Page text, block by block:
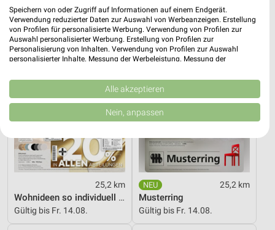
25,2 km
Wohnideen so individuell wie du!
Gültig bis Fr. 14.08.
25,2 km
Musterring
Gültig bis Fr. 14.08.
Speichern von oder Zugriff auf Informationen auf einem Endgerät.
Verwendung reduzierter Daten zur Auswahl von Werbeanzeigen. Erstellung
von Profilen für personalisierte Werbung. Verwendung von Profilen zur
Auswahl personalisierter Werbung. Erstellung von Profilen zur
Personalisierung von Inhalten. Verwendung von Profilen zur Auswahl
personalisierter Inhalte. Messung der Werbeleistung. Messung der
Kombinationen von Daten aus verschiedenen Quellen. Entwicklung und
Verbesserung der Angebote. Verwendung reduzierter Daten zur Auswahl
von Inhalten.
Daten können außerhalb der Europäischen Union weitergegeben und in die
Website/App.
Partnerliste anzeigen (1 IAB-Anbieter)
Wir nutzen Ihre Daten für folgende Zwecke:
IAB-Verarbeitungszwecke:
Speichern von oder Zugriff auf Informationen
auf einem Endgerät
Alle akzeptieren
Nein, anpassen